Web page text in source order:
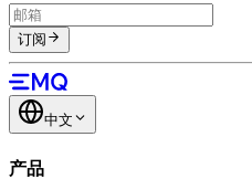
订阅
中文
产品